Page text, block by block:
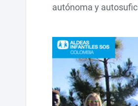
autónoma y